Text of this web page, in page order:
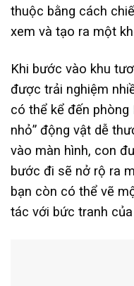
thuộc bằng cách
xem và tạo ra một
Khi bước vào khu
được trải nghiệm
có thể kể đến phòng
nhỏ” động vật dễ
vào màn hình, con
bước đi sẽ nở rộ ra
bạn còn có thể vẽ
tác với bức tranh